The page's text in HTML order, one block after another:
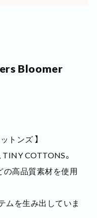
Bloomer
トンズ 】
COTTONS。
の高品質素材を使用
ムを生み出していま